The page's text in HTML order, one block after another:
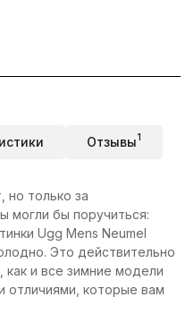
Отзывы1
но только за
могли бы поручиться:
Ugg Mens Neumel
Это действительно
и все зимние модели
отличиями, которые вам